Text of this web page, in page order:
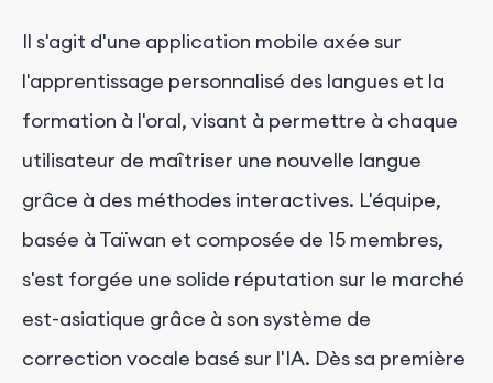
Il s'agit d'une application mobile axée sur
l'apprentissage personnalisé des langues et la
formation à l'oral, visant à permettre à chaque
utilisateur de maîtriser une nouvelle langue
grâce à des méthodes interactives. L'équipe,
basée à Taïwan et composée de 15 membres,
s'est forgée une solide réputation sur le marché
est-asiatique grâce à son système de
correction vocale basé sur l'IA. Dès sa première